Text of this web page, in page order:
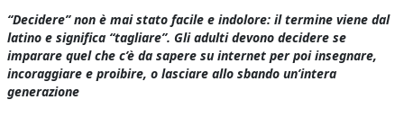
“Decidere” non è mai stato facile e indolore: il termine viene dal
latino e significa “tagliare”. Gli adulti devono decidere se
imparare quel che c’è da sapere su internet per poi insegnare,
incoraggiare e proibire, o lasciare allo sbando un’intera
generazione